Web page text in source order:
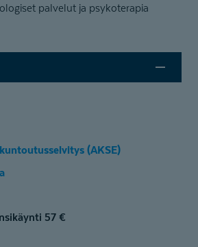
palvelut ja psykoterapia
(AKSE)
57 €